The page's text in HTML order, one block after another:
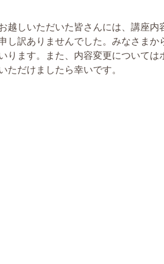
しいただいた皆さんには、講座内
し訳ありませんでした。みなさまか
ります。また、内容変更については
ただけましたら幸いです。